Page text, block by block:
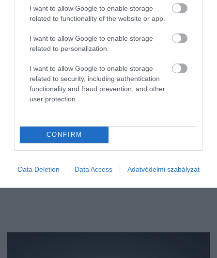
I want to allow Google to enable storage
related to functionality of the website or app.
I want to allow Google to enable storage
related to personalization.
I want to allow Google to enable storage
related to security, including authentication
functionality and fraud prevention, and other
user protection.
CONFIRM
Data Deletion Data Access Adatvédelmi szabályzat
Támadásba lendült a diófák réme: így védd meg a
A június végén és július elején rajzásnak induló nyugati dióburok-
fúrólégy idén is komoly veszélyt jelent a hazai diótra, ám a
szakemberek szerint a megfelelő időben megkezdett
növényvédelemmel még…